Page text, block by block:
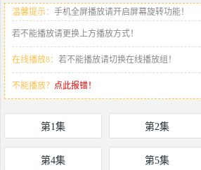
温馨提示： 手机全屏播放请开启屏幕旋转功能！
若不能播放请更换上方播放方式！
在线播放8： 若不能播放请切换在线播放组！
不能播放？ 点此报错！
第1集 第2集
第4集 第5集